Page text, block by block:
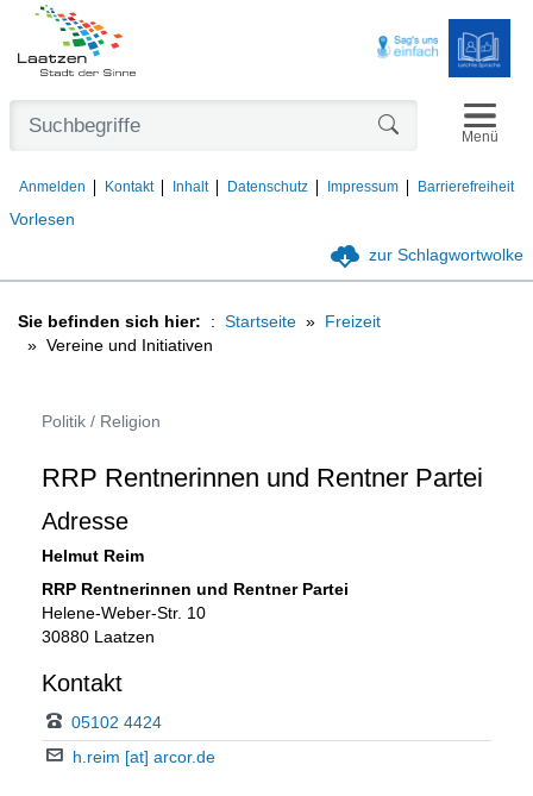
Vorlesen
Anmelden Kontakt Inhalt Datenschutz Impressum Barrierefreiheit
Menü
zur Schlagwortwolke
Sie befinden sich hier: Startseite
Freizeit
Vereine und Initiativen
Politik / Religion
RRP Rentnerinnen und Rentner Partei
Adresse
Helmut Reim
RRP Rentnerinnen und Rentner Partei
Helene-Weber-Str. 10
30880 Laatzen
Kontakt
05102 4424
h.reim [at] arcor.de